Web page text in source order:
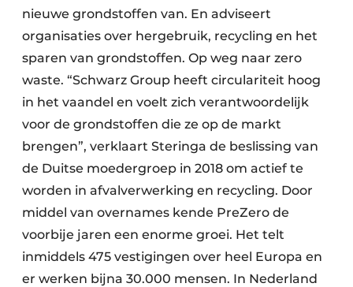
Glasrecyclage
Houtafval
Kunststofafval
Medisch afval
Metaalrecyclage
Papierafval
Textielrecyclage
nieuwe grondstoffen van. En adviseert
organisaties over hergebruik, recycling en het
sparen van grondstoffen. Op weg naar zero
waste. “Schwarz Group heeft circulariteit hoog
in het vaandel en voelt zich verantwoordelijk
voor de grondstoffen die ze op de markt
brengen”, verklaart Steringa de beslissing van
de Duitse moedergroep in 2018 om actief te
worden in afvalverwerking en recycling. Door
middel van overnames kende PreZero de
voorbije jaren een enorme groei. Het telt
inmiddels 475 vestigingen over heel Europa en
er werken bijna 30.000 mensen. In Nederland